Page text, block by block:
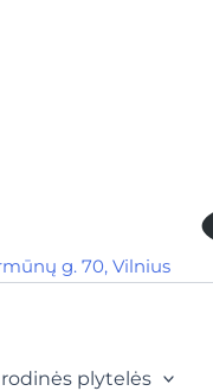
g. 70, Vilnius
plytelės